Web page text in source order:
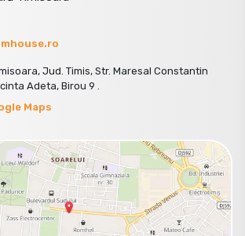
Jud. Timis, Str. Maresal Constantin
Adeta, Birou 9 .
Maps